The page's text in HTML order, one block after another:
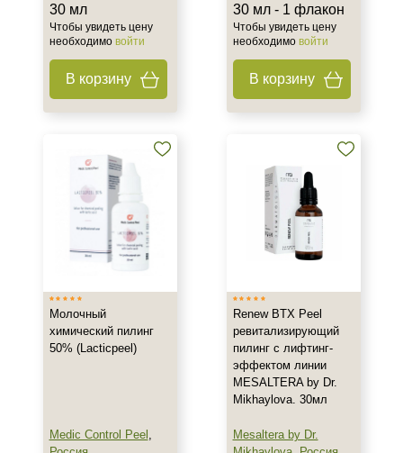
30 мл
50 мл
Ингредиенты
Азелаиновая кислота
Салициловая кислота
Процедура
30 мл
Чтобы увидеть цену
необходимо войти
В корзину
30 мл - 1 флакон
Чтобы увидеть цену
необходимо войти
В корзину
Молочный
химический пилинг
50% (Lacticpeel)
Medic Control Peel ,
Renew BTX Peel
ревитализирующий
пилинг с лифтинг-
эффектом линии
MESALTERA by Dr.
Mikhaylova. 30мл
Mesaltera by Dr.